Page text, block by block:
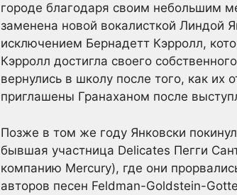
городе благодаря своим небольшим
заменена новой вокалисткой Линдой
исключением Бернадетт Кэрролл,
Кэрролл достигла своего
вернулись в школу после того, как
приглашены Гранаханом после
Позже в том же году Янковски
бывшая участница Delicates Пегги
компанию Mercury), где они
авторов песен Feldman-Goldstein-